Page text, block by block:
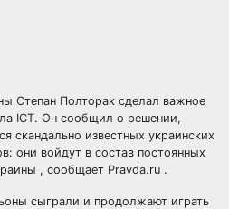
Степан Полторак сделал важное
ICT. Он сообщил о решении,
скандально известных украинских
они войдут в состав постоянных
, сообщает Pravda.ru .
сыграли и продолжают играть